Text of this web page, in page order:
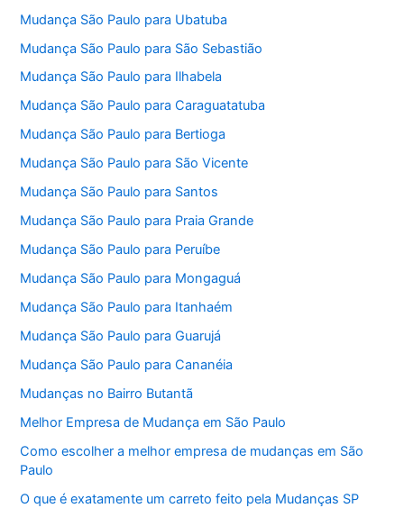
Mudança São Paulo para Ubatuba
Mudança São Paulo para São Sebastião
Mudança São Paulo para Ilhabela
Mudança São Paulo para Caraguatatuba
Mudança São Paulo para Bertioga
Mudança São Paulo para São Vicente
Mudança São Paulo para Santos
Mudança São Paulo para Praia Grande
Mudança São Paulo para Peruíbe
Mudança São Paulo para Mongaguá
Mudança São Paulo para Itanhaém
Mudança São Paulo para Guarujá
Mudança São Paulo para Cananéia
Mudanças no Bairro Butantã
Melhor Empresa de Mudança em São Paulo
Como escolher a melhor empresa de mudanças em São
Paulo
O que é exatamente um carreto feito pela Mudanças SP